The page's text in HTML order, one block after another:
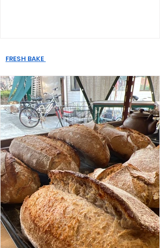
FRESH BAKE